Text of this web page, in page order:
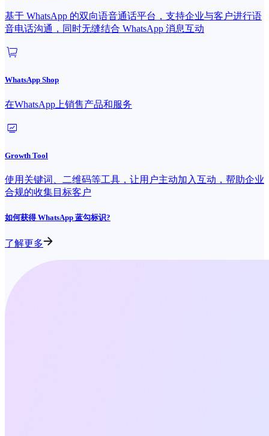
基于 WhatsApp 的双向语音通话平台，支持企业与客户进行语
音电话沟通，同时无缝结合 WhatsApp 消息互动
WhatsApp Shop
在WhatsApp上销售产品和服务
Growth Tool
使用关键词、二维码等工具，让用户主动加入互动，帮助企业
合规的收集目标客户
如何获得 WhatsApp 蓝勾标识?
了解更多